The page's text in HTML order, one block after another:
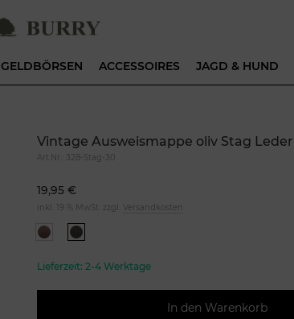
GELDBÖRSEN ACCESSOIRES JAGD & HUND
Vintage Ausweismappe oliv Stag Leder
Art.Nr.: 328-Stag-30
19,95 €
inkl. 19 % MwSt. zzgl. Versandkosten
Lieferzeit:2-4 Werktage
In den Warenkorb